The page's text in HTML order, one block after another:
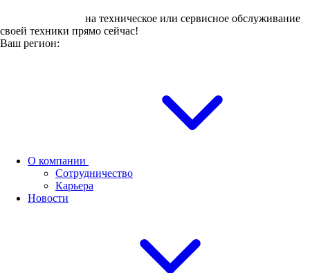
на техническое или сервисное обслуживание
своей техники прямо сейчас!
Ваш регион:
О компании
Сотрудничество
Карьера
Новости